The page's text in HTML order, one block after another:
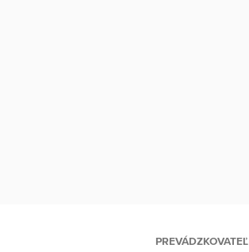
PREVÁDZKOVATEĽ